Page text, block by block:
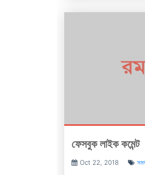
ফেসবুক লাইক কমেন্ট
Oct 22, 2018